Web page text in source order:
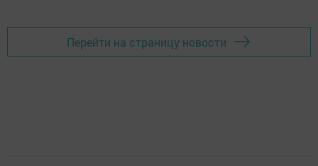
Перейти на страницу новости